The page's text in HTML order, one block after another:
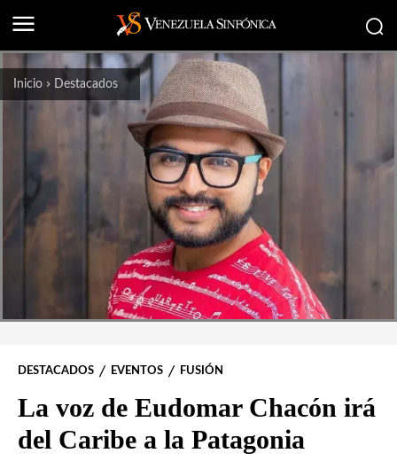
Inicio Destacados
DESTACADOS EVENTOS FUSIÓN
La voz de Eudomar Chacón irá
del Caribe a la Patagonia